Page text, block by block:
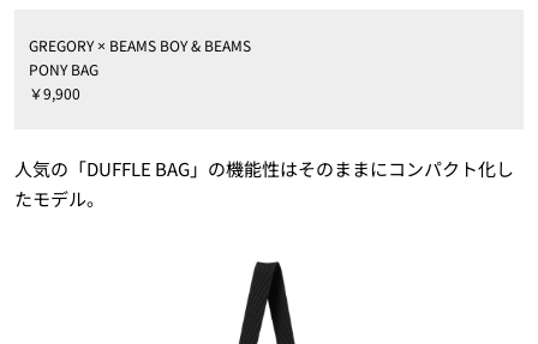
GREGORY × BEAMS BOY & BEAMS
PONY BAG
￥9,900
人気の「DUFFLE BAG」の機能性はそのままにコンパクト化し
たモデル。